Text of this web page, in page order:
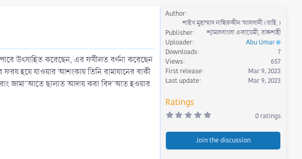
হয়ে যাওয়ার আশংকায় তিনি রামাযানের বাকী
জামা'আতে ছালাত আদায় করা বিদ'আত হওয়ার
Author
শাইখ মুহাম্মাদ নাছিরুদ্দীন আলবানী (রাহি.)
Publisher
শ্যামলবাংলা একাডেমী, রাজশাহী
Uploader
Abu Umar
Downloads
7
Views
657
First release
Mar 9, 2023
Last update
Mar 9, 2023
Ratings
0
0
s
0 ratings
Join the discussion